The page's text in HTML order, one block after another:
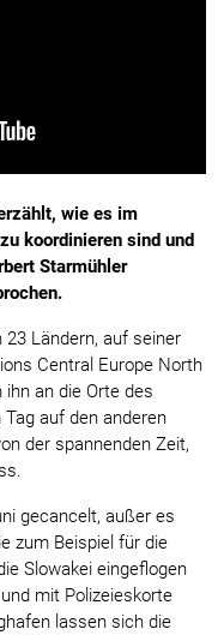
wie es im
koordinieren sind und
Starmühler
23 Ländern, auf seiner
Central Europe North
an die Orte des
auf den anderen
der spannenden Zeit,
gecancelt, außer es
zum Beispiel für die
Slowakei eingeflogen
mit Polizeieskorte
lassen sich die